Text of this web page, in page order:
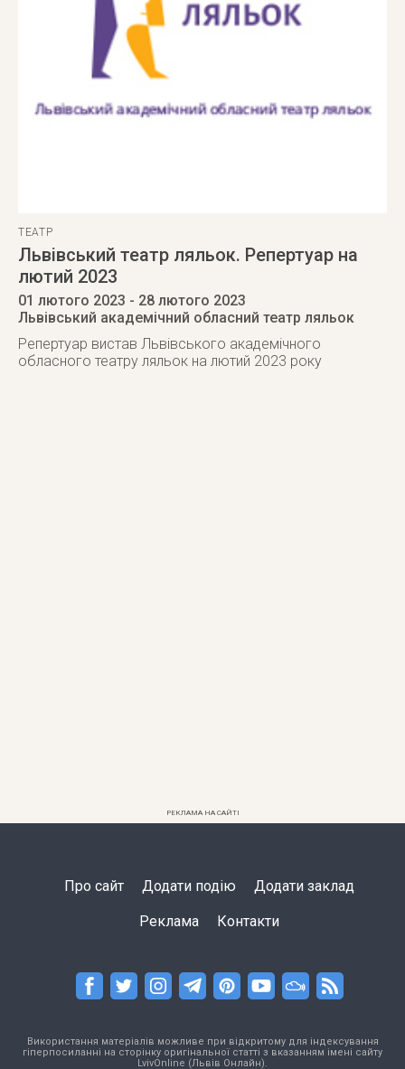
ТЕАТР
Львівський театр ляльок. Репертуар на
лютий 2023
01 лютого 2023 - 28 лютого 2023
Львівський академічний обласний театр ляльок
Репертуар вистав Львівського академічного
обласного театру ляльок на лютий 2023 року
РЕКЛАМА НА САЙТІ
Про сайт Додати подію Додати заклад
Реклама Контакти
Використання матеріалів можливе при відкритому для індексування
гіперпосиланні на сторінку оригінальної статті з вказанням імені сайту
LvivOnline (Львів Онлайн).